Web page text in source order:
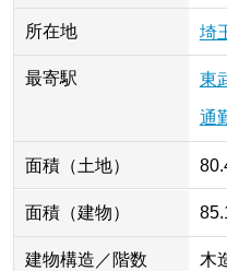
所在地 埼
最寄駅 東
通
面積（土地）
面積（建物）
建物構造／階数 木